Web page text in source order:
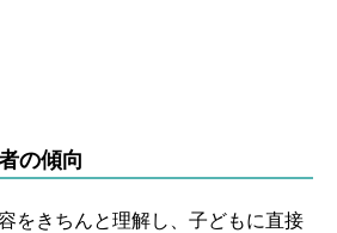
の傾向
をきちんと理解し、子どもに直接